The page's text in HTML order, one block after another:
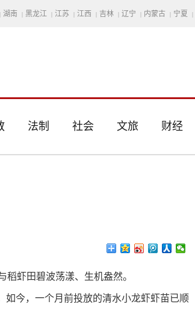
| 湖南 | 黑龙江 | 江苏 | 江西 | 吉林 | 辽宁 | 内蒙古 | 宁夏 |
法制 社会 文旅 财经
虾田碧波荡漾、生机盎然。
今，一个月前投放的清水小龙虾虾苗已顺